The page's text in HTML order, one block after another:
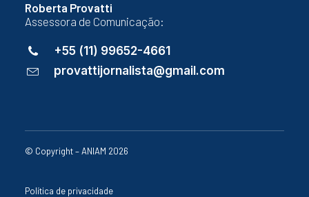
Roberta Provatti
Assessora de Comunicação:
+55 (11) 99652-4661
provattijornalista@gmail.com
© Copyright – ANIAM 2026
Política de privacidade